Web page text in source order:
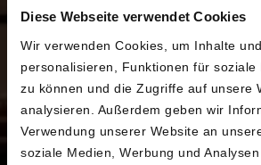
Diese Webseite verwendet Cookies
Wir verwenden Cookies, um Inhalte
personalisieren, Funktionen für soziale
zu können und die Zugriffe auf unsere
analysieren. Außerdem geben wir
Verwendung unserer Website an
soziale Medien, Werbung und